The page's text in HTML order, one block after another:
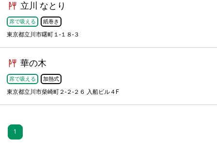
立川 なとり
席で吸える 紙巻き
東京都立川市曙町１-１８-３
華の木
席で吸える 加熱式
東京都立川市柴崎町２-２-２６ 入船ビル４F
1